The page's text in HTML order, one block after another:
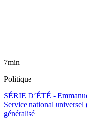
7min
Politique
SÉRIE D’ÉTÉ -
Service national universel
généralisé